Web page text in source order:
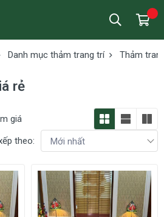
Danh mục thảm trang trí Thảm
rẻ
giá
theo: